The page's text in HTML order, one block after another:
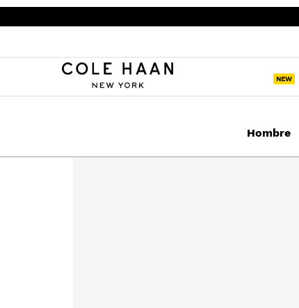
Hombre